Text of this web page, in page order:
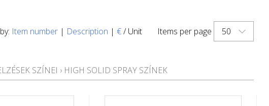
Items per page 50
Item number | Description | €/ Unit
SZÍNEI › HIGH SOLID SPRAY SZÍNEK